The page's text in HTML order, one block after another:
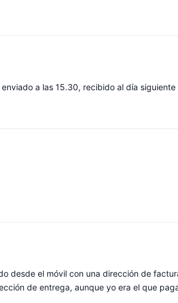
a las 15.30, recibido al día
desde el móvil con una dirección de
de entrega, aunque yo era el que